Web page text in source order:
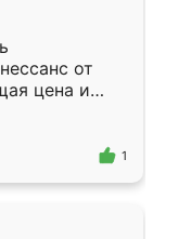
от
цена и
Приехавший
1